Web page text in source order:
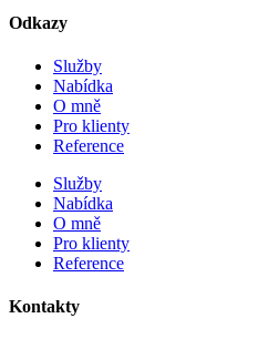
Odkazy
Služby
Nabídka
O mně
Pro klienty
Reference
Služby
Nabídka
O mně
Pro klienty
Reference
Kontakty